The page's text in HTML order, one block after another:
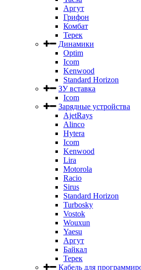
Аргут
Грифон
Комбат
Терек
Динамики
Optim
Icom
Kenwood
Standard Horizon
ЗУ вставка
Icom
Зарядные устройства
AjetRays
Alinco
Hytera
Icom
Kenwood
Lira
Motorola
Racio
Sirus
Standard Horizon
Turbosky
Vostok
Wouxun
Yaesu
Аргут
Байкал
Терек
Кабель для